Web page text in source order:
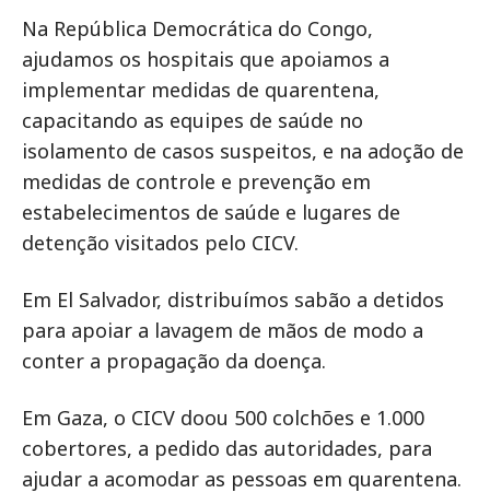
Na República Democrática do Congo,
ajudamos os hospitais que apoiamos a
implementar medidas de quarentena,
capacitando as equipes de saúde no
isolamento de casos suspeitos, e na adoção de
medidas de controle e prevenção em
estabelecimentos de saúde e lugares de
detenção visitados pelo CICV.
Em El Salvador, distribuímos sabão a detidos
para apoiar a lavagem de mãos de modo a
conter a propagação da doença.
Em Gaza, o CICV doou 500 colchões e 1.000
cobertores, a pedido das autoridades, para
ajudar a acomodar as pessoas em quarentena.